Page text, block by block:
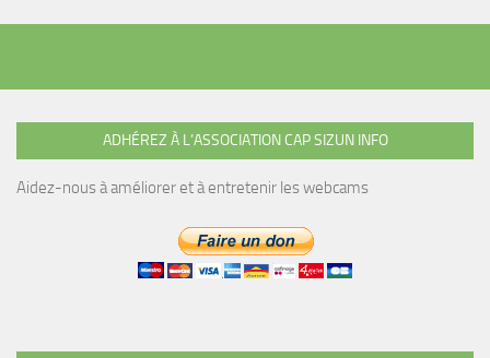
ADHÉREZ À L’ASSOCIATION CAP SIZUN INFO
Aidez-nous à améliorer et à entretenir les webcams